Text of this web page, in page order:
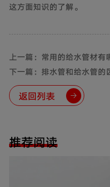
这方面知识的了解。
上一篇：常用的给水管材有
下一篇：排水管和给水管的
返回列表
推荐阅读